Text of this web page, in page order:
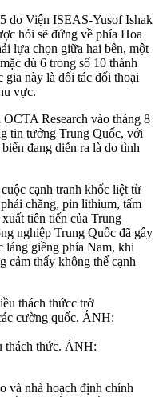
do Viện ISEAS-Yusof Ishak
hỏi sẽ đứng về phía Hoa
lựa chọn giữa hai bên, một
dù 6 trong số 10 thành
này là đối tác đối thoại
vực.
Research vào tháng 8
tin tưởng Trung Quốc, với
đang diễn ra là do tình
cạnh tranh khốc liệt từ
chăng, pin lithium, tấm
tiên tiến của Trung
nghiệp Trung Quốc đã gây
láng giềng phía Nam, khi
cảm thấy không thể cạnh
thách thức. ẢNH:
và nhà hoạch định chính